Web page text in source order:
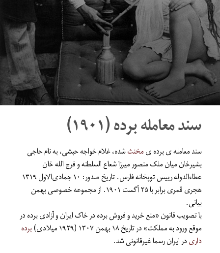
سند معامله برده (۱۹۰۱)
سند معامله ی برده یمخنثشده، غلام خواجه حبشی، به نام حاجی
بشیرخان میان ملک منصور میرزا شعاع السلطنه و فرج الله خان
عطاءالدوله رییس توپخانه فارس. تاریخ صدور: ۱۰ جمادی‌الاول ۱۳۱۹
هجری قمری برابر با ۲۵ آگست ۱۹۰۱. از مجموعه خصوصی بهمن
بیانی.
با تصویب قانون «منع خرید و فروش برده در خاک ایران و آزادی برده در
موقع ورود به مملکت» در تاریخ ۱۸ بهمن ۱۳۰۷ (۱۹۲۹ میلادی) برده
داریدر ایران رسما غیرقانونی شد.